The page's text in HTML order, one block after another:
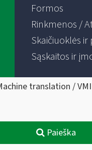
Formos
Rinkmenos /
Skaičiuoklės
Sąskaitos ir
translation /
Paieška